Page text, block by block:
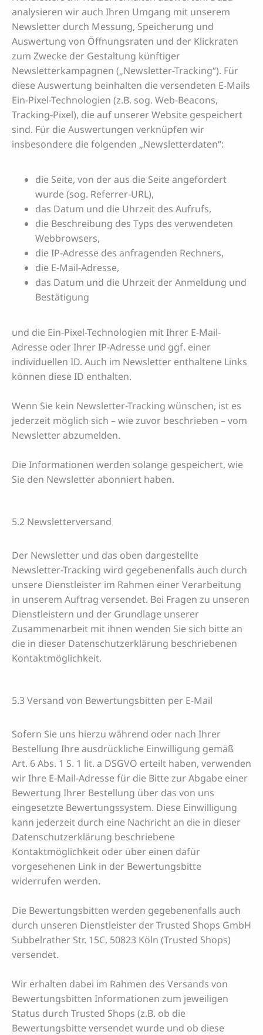
analysieren wir auch Ihren Umgang mit unserem
Newsletter durch Messung, Speicherung und
Auswertung von Öffnungsraten und der Klickraten
zum Zwecke der Gestaltung künftiger
Newsletterkampagnen („Newsletter-Tracking“). Für
diese Auswertung beinhalten die versendeten E-Mails
Ein-Pixel-Technologien (z.B. sog. Web-Beacons,
Tracking-Pixel), die auf unserer Website gespeichert
sind. Für die Auswertungen verknüpfen wir
insbesondere die folgenden „Newsletterdaten“:
die Seite, von der aus die Seite angefordert
wurde (sog. Referrer-URL),
das Datum und die Uhrzeit des Aufrufs,
die Beschreibung des Typs des verwendeten
Webbrowsers,
die IP-Adresse des anfragenden Rechners,
die E-Mail-Adresse,
das Datum und die Uhrzeit der Anmeldung und
Bestätigung
und die Ein-Pixel-Technologien mit Ihrer E-Mail-
Adresse oder Ihrer IP-Adresse und ggf. einer
individuellen ID. Auch im Newsletter enthaltene Links
können diese ID enthalten.
Wenn Sie kein Newsletter-Tracking wünschen, ist es
jederzeit möglich sich – wie zuvor beschrieben – vom
Newsletter abzumelden.
Die Informationen werden solange gespeichert, wie
Sie den Newsletter abonniert haben.
5.2 Newsletterversand
Der Newsletter und das oben dargestellte
Newsletter-Tracking wird gegebenenfalls auch durch
unsere Dienstleister im Rahmen einer Verarbeitung
in unserem Auftrag versendet. Bei Fragen zu unseren
Dienstleistern und der Grundlage unserer
Zusammenarbeit mit ihnen wenden Sie sich bitte an
die in dieser Datenschutzerklärung beschriebenen
Kontaktmöglichkeit.
5.3 Versand von Bewertungsbitten per E-Mail
Sofern Sie uns hierzu während oder nach Ihrer
Bestellung Ihre ausdrückliche Einwilligung gemäß
Art. 6 Abs. 1 S. 1 lit. a DSGVO erteilt haben, verwenden
wir Ihre E-Mail-Adresse für die Bitte zur Abgabe einer
Bewertung Ihrer Bestellung über das von uns
eingesetzte Bewertungssystem. Diese Einwilligung
kann jederzeit durch eine Nachricht an die in dieser
Datenschutzerklärung beschriebene
Kontaktmöglichkeit oder über einen dafür
vorgesehenen Link in der Bewertungsbitte
widerrufen werden.
Die Bewertungsbitten werden gegebenenfalls auch
durch unseren Dienstleister der Trusted Shops GmbH
Subbelrather Str. 15C, 50823 Köln (Trusted Shops)
versendet.
Wir erhalten dabei im Rahmen des Versands von
Bewertungsbitten Informationen zum jeweiligen
Status durch Trusted Shops (z.B. ob die
Bewertungsbitte versendet wurde und ob diese